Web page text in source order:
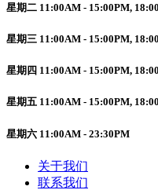
星期二 11:00AM - 15:00PM,
星期三 11:00AM - 15:00PM,
星期四 11:00AM - 15:00PM,
星期五 11:00AM - 15:00PM,
星期六 11:00AM - 23:30PM
关于我们
联系我们